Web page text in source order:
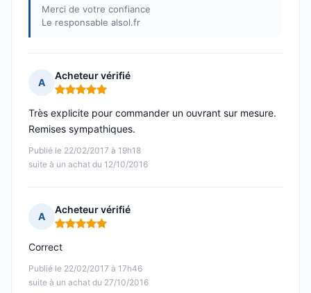
Merci de votre confiance
Le responsable alsol.fr
A
Acheteur vérifié
Note : 5 sur 5
Publié le 22/02/2017 à 19h18
suite à un achat du 12/10/2016
Très explicite pour commander un ouvrant sur mesure.
Remises sympathiques.
A
Acheteur vérifié
Note : 5 sur 5
Publié le 22/02/2017 à 17h46
suite à un achat du 27/10/2016
Correct